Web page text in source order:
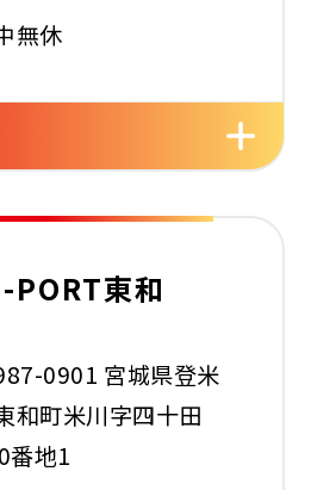
無休
ド
PORT東和
0901 宮城県登米
和町米川字四十田
番地1